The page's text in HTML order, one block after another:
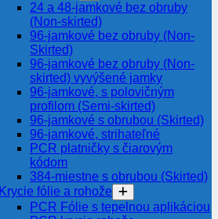
24 a 48-jamkové bez obruby
(Non-skirted)
96-jamkové bez obruby (Non-
Skirted)
96-jamkové bez obruby (Non-
skirted) vyvýšené jamky
96-jamkové, s polovičným
profilom (Semi-skirted)
96-jamkové s obrubou (Skirted)
96-jamkové, strihateľné
PCR platničky s čiarovým
kódom
384-miestne s obrubou (Skirted)
Krycie fólie a rohože
PCR Fólie s tepelnou aplikáciou